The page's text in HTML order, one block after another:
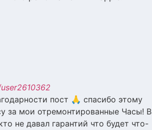
пост 🙏 спасибо этому
за мои отремонтированные Часы! В
не давал гарантий что будет что-